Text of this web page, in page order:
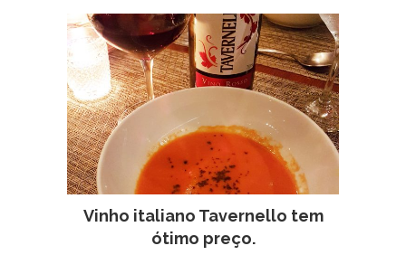
Vinho italiano Tavernello tem
ótimo preço.